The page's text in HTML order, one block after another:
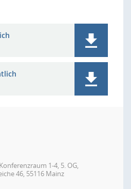
1-4, 5. OG,
46, 55116 Mainz